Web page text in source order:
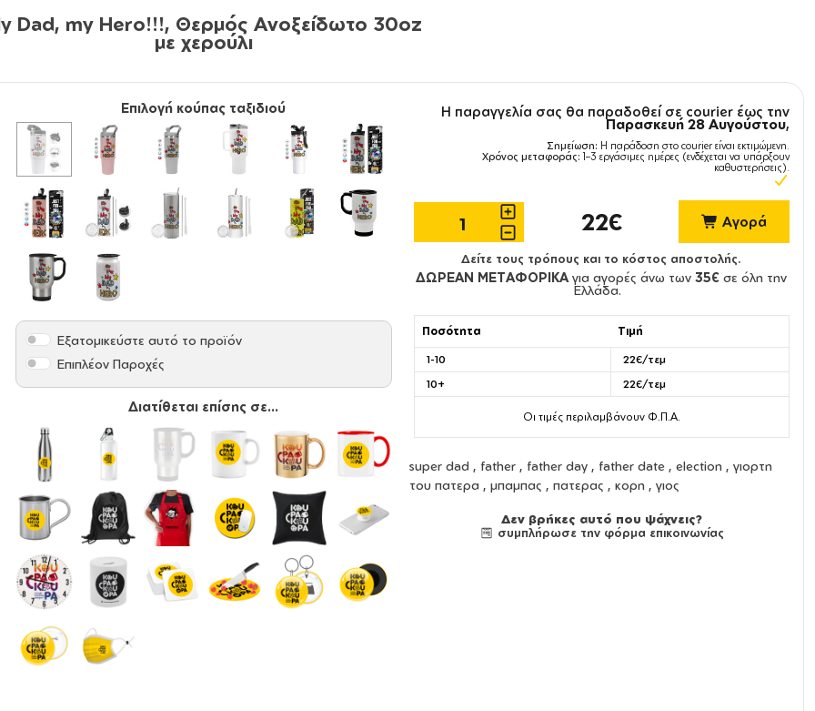
Dad, my Hero!!!, Θερμός Ανοξείδωτο 30oz
με χερούλι
Επιλογή κούπας ταξιδιού
Εξατομικεύστε αυτό το προϊόν
Επιπλέον Παροχές
Διατίθεται επίσης σε...
Η παραγγελία σας θα παραδοθεί σε courier έως την
Παρασκευή 28 Αυγούστου,
Σημείωση: Η παράδοση στο courier είναι εκτιμώμενη.
Χρόνος μεταφοράς: 1–3 εργάσιμες ημέρες (ενδέχεται να υπάρξουν
καθυστερήσεις).
22€ Αγορά
Δείτε τους τρόπους και το κόστος αποστολής.
ΔΩΡΕΑΝ ΜΕΤΑΦΟΡΙΚΑ για αγορές άνω των35€ σε όλη την
Ελλάδα.
Ποσότητα Τιμή
1-10
22€/τεμ
10+
22€/τεμ
Οι τιμές περιλαμβάνουν Φ.Π.Α.
super dad , father , father day , father date , election , γιορτη
του πατερα , μπαμπας , πατερας , κορη , γιος
Δεν βρήκες αυτό που ψάχνεις?
συμπλήρωσε την φόρμα επικοινωνίας